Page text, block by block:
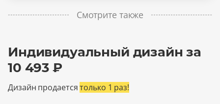
Смотрите также
Индивидуальный дизайн за
10 493 ₽
Дизайн продаетсятолько 1 раз!